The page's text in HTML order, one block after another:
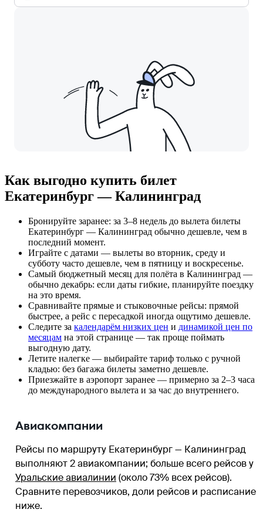
Как выгодно купить билет
Екатеринбург — Калининград
Бронируйте заранее: за 3–8 недель до вылета билеты
Екатеринбург — Калининград обычно дешевле, чем в
последний момент.
Играйте с датами — вылеты во вторник, среду и
субботу часто дешевле, чем в пятницу и воскресенье.
Самый бюджетный месяц для полёта в Калининград —
обычно декабрь: если даты гибкие, планируйте поездку
на это время.
Сравнивайте прямые и стыковочные рейсы: прямой
быстрее, а рейс с пересадкой иногда ощутимо дешевле.
Следите за календарём низких цен и динамикой цен по
месяцам на этой странице — так проще поймать
выгодную дату.
Летите налегке — выбирайте тариф только с ручной
кладью: без багажа билеты заметно дешевле.
Приезжайте в аэропорт заранее — примерно за 2–3 часа
до международного вылета и за час до внутреннего.
Авиакомпании
Рейсы по маршруту Екатеринбург — Калининград
выполняют 2 авиакомпании; больше всего рейсов у
Уральские авиалинии (около 73% всех рейсов).
Сравните перевозчиков, доли рейсов и расписание
ниже.